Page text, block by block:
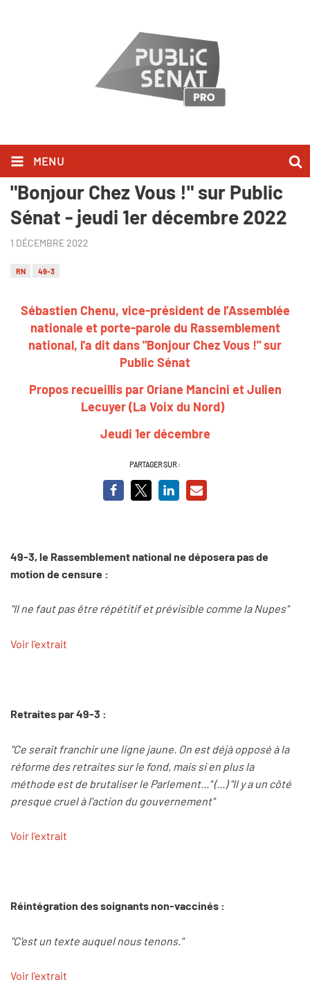
MENU
Sébastien Chenu l'a dit dans
"Bonjour Chez Vous !" sur Public
Sénat - jeudi 1er décembre 2022
1 DÉCEMBRE 2022
RN 49-3
Sébastien Chenu, vice-président de l’Assemblée
nationale et porte-parole du Rassemblement
national, l'a dit dans "Bonjour Chez Vous !" sur
Public Sénat
Propos recueillis par Oriane Mancini et Julien
Lecuyer (La Voix du Nord)
Jeudi 1er décembre
PARTAGER SUR :
49-3, le Rassemblement national ne déposera pas de
motion de censure :
"Il ne faut pas être répétitif et prévisible comme la Nupes"
Voir l'extrait
Retraites par 49-3 :
"Ce serait franchir une ligne jaune. On est déjà opposé à la
réforme des retraites sur le fond, mais si en plus la
méthode est de brutaliser le Parlement..." (...) "Il y a un côté
presque cruel à l'action du gouvernement"
Voir l'extrait
Réintégration des soignants non-vaccinés :
"C'est un texte auquel nous tenons."
Voir l'extrait